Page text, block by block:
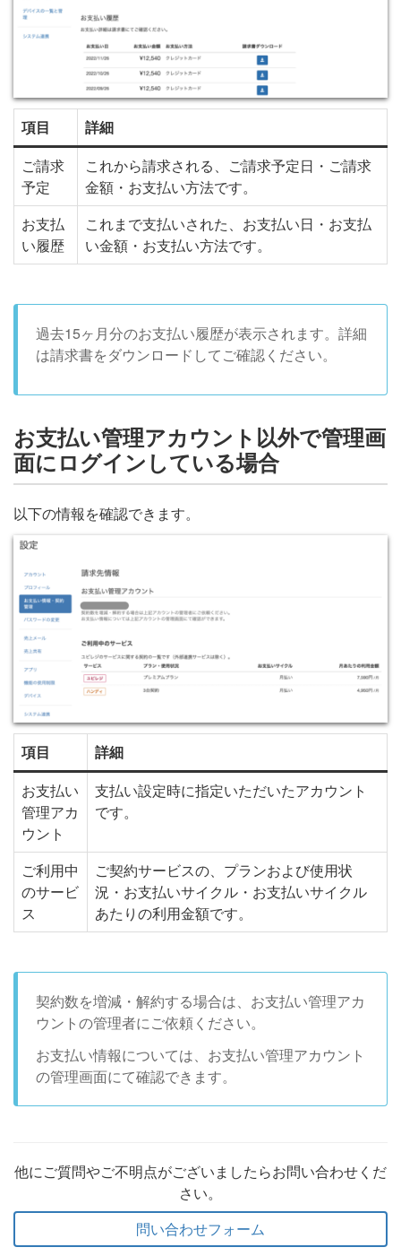
項目
詳細
ご請求
予定
これから請求される、ご請求予定日・ご請求
金額・お支払い方法です。
お支払
い履歴
これまで支払いされた、お支払い日・お支払
い金額・お支払い方法です。
過去15ヶ月分のお支払い履歴が表示されます。詳細
は請求書をダウンロードしてご確認ください。
お支払い管理アカウント以外で管理画
面にログインしている場合
以下の情報を確認できます。
項目
詳細
お支払い
管理アカ
ウント
支払い設定時に指定いただいたアカウント
です。
ご利用中
のサービ
ス
ご契約サービスの、プランおよび使用状
況・お支払いサイクル・お支払いサイクル
あたりの利用金額です。
契約数を増減・解約する場合は、お支払い管理アカ
ウントの管理者にご依頼ください。
お支払い情報については、お支払い管理アカウント
の管理画面にて確認できます。
他にご質問やご不明点がございましたらお問い合わせくだ
さい。
問い合わせフォーム